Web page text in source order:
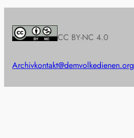
CC BY-NC 4.0
Archivkontakt@demvolkedienen.org